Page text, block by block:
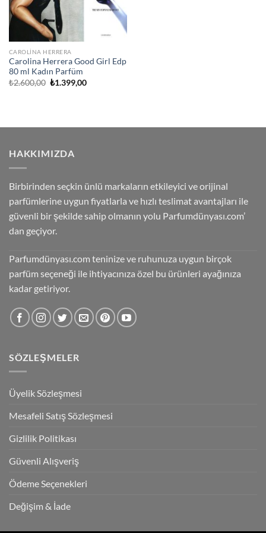
CAROLINA HERRERA
Carolina Herrera Good Girl Edp
80 ml Kadın Parfüm
₺2.600,00 Orijinal
₺1.399,00Şu
HAKKIMIZDA
Birbirinden seçkin ünlü markaların etkileyici ve orijinal
parfümlerine uygun fiyatlarla ve hızlı teslimat avantajları ile
güvenli bir şekilde sahip olmanın yolu Parfumdünyası.com’
dan geçiyor.
Parfumdünyası.com teninize ve ruhunuza uygun birçok
parfüm seçeneği ile ihtiyacınıza özel bu ürünleri ayağınıza
kadar getiriyor.
SÖZLEŞMELER
Üyelik Sözleşmesi
Mesafeli Satış Sözleşmesi
Gizlilik Politikası
Güvenli Alışveriş
Ödeme Seçenekleri
Değişim & İade